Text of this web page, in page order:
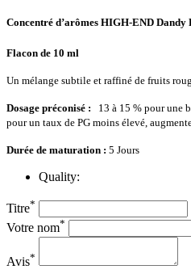
Concentré d’arômes HIGH-END Dandy
Flacon de 10 ml
Un mélange subtile et raffiné de fruits
Dosage préconisé :
13 à 15 % pour une
pour un taux de PG moins élevé,
Durée de maturation : 5 Jours
Quality:
Titre*
Votre nom*
Avis*